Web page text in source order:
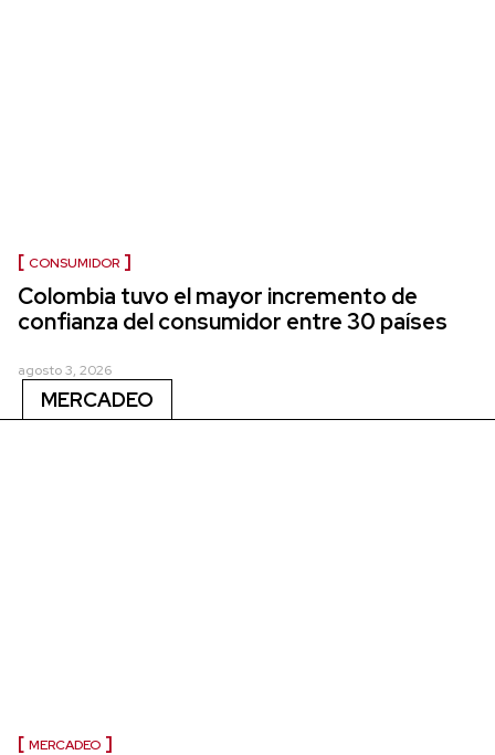
CONSUMIDOR
Colombia tuvo el mayor incremento de
confianza del consumidor entre 30 países
agosto 3, 2026
MERCADEO
MERCADEO